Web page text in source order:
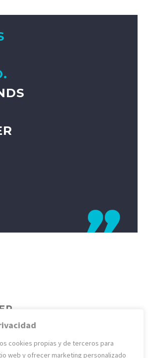
cookies propias y de terceros para
web y ofrecer marketing personalizado
